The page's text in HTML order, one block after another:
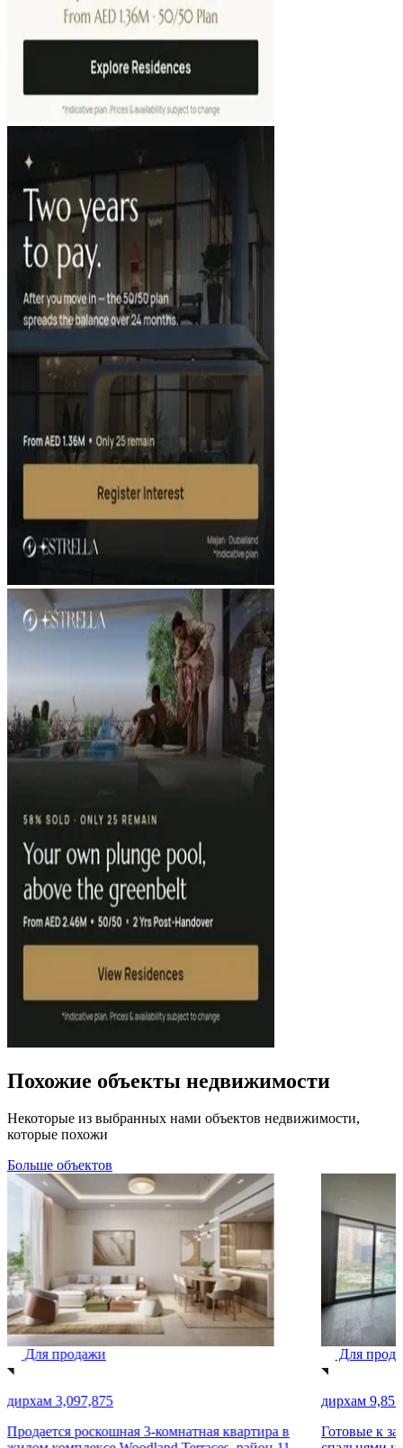
Похожие объекты недвижимости
Некоторые из выбранных нами объектов недвижимости,
которые похожи
Больше объектов
Для продажи
дирхам 3,097,875
Продается роскошная 3-комнатная квартира в
Для
дирхам
Готовые к